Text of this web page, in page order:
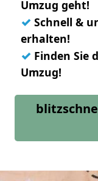
Umzug geht!
✓ Schnell &
erhalten!
✓ Finden Sie
Umzug!